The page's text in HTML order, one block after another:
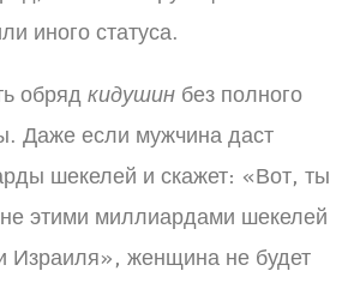
иного статуса.
обряд кидушин без полного
Даже если мужчина даст
шекелей и скажет: «Вот, ты
этими миллиардами шекелей
Израиля», женщина не будет